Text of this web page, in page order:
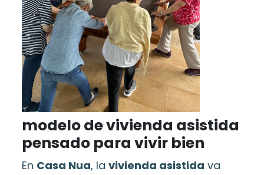
modelo de vivienda asistida
pensado para vivir bien
En Casa Nua, la vivienda asistida va